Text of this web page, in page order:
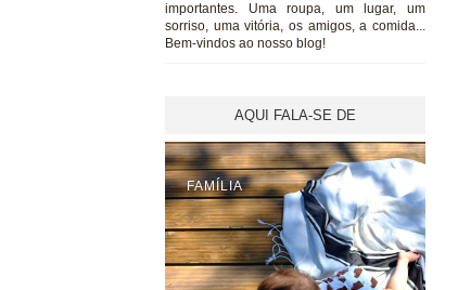
importantes. Uma roupa, um lugar, um
sorriso, uma vitória, os amigos, a comida...
Bem-vindos ao nosso blog!
AQUI FALA-SE DE
FAMÍLIA